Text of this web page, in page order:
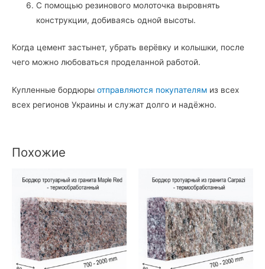
С помощью резинового молоточка выровнять
конструкции, добиваясь одной высоты.
Когда цемент застынет, убрать верёвку и колышки, после
чего можно любоваться проделанной работой.
Купленные бордюры отправляются покупателям из всех
всех регионов Украины и служат долго и надёжно.
Похожие